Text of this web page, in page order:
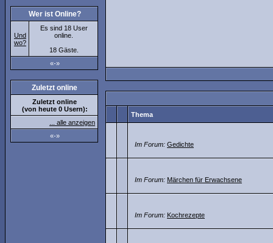
Wer ist Online?
Und
wo?
Es sind 18 User
online.
18 Gäste.
«-»
Zuletzt online
Zuletzt online
(von heute 0 Usern):
... alle anzeigen
«-»
Thema
Im Forum: Gedichte
Im Forum: Märchen für Erwachsene
Im Forum: Kochrezepte